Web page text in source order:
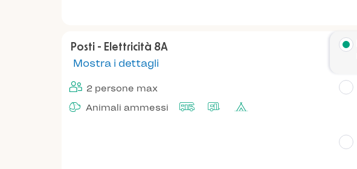
Posti - Elettricità 8A
Mostra i dettagli
2 persone max
Animali ammessi